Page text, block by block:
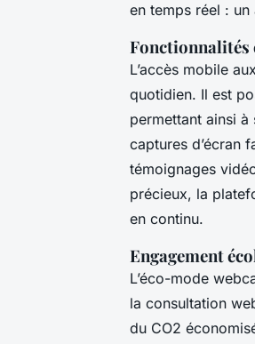
en temps réel :
Fonctionnalités
L’accès mobile
quotidien. Il est
permettant ainsi
captures d’écran
témoignages
précieux, la
en continu.
Engagement
L’éco-mode
la consultation
du CO2